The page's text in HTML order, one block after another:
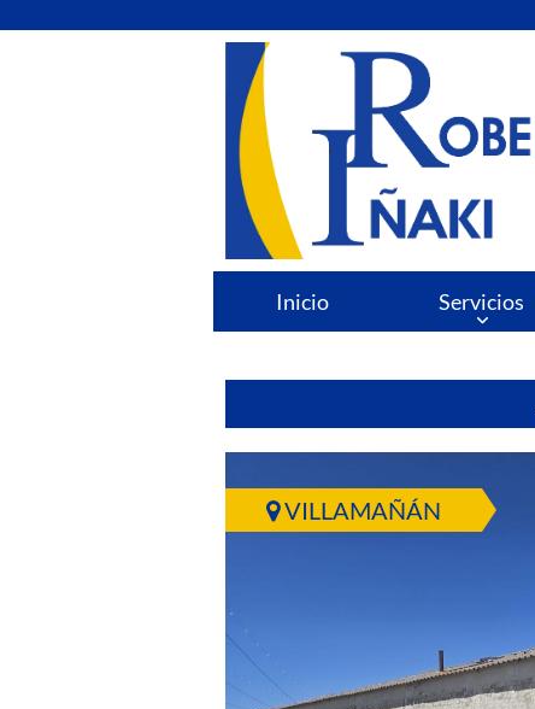
Inicio Servicios
VILLAMAÑÁN